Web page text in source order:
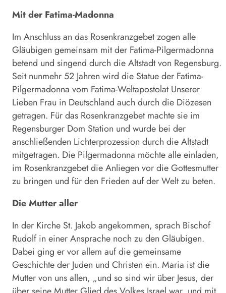
Mit der Fatima-Madonna
Im Anschluss an das Rosenkranzgebet zogen alle
Gläubigen gemeinsam mit der Fatima-Pilgermadonna
betend und singend durch die Altstadt von Regensburg.
Seit nunmehr 52 Jahren wird die Statue der Fatima-
Pilgermadonna vom Fatima-Weltapostolat Unserer
Lieben Frau in Deutschland auch durch die Diözesen
getragen. Für das Rosenkranzgebet machte sie im
Regensburger Dom Station und wurde bei der
anschließenden Lichterprozession durch die Altstadt
mitgetragen. Die Pilgermadonna möchte alle einladen,
im Rosenkranzgebet die Anliegen vor die Gottesmutter
zu bringen und für den Frieden auf der Welt zu beten.
Die Mutter aller
In der Kirche St. Jakob angekommen, sprach Bischof
Rudolf in einer Ansprache noch zu den Gläubigen.
Dabei ging er vor allem auf die gemeinsame
Geschichte der Juden und Christen ein. Maria ist die
Mutter von uns allen, „und so sind wir über Jesus, der